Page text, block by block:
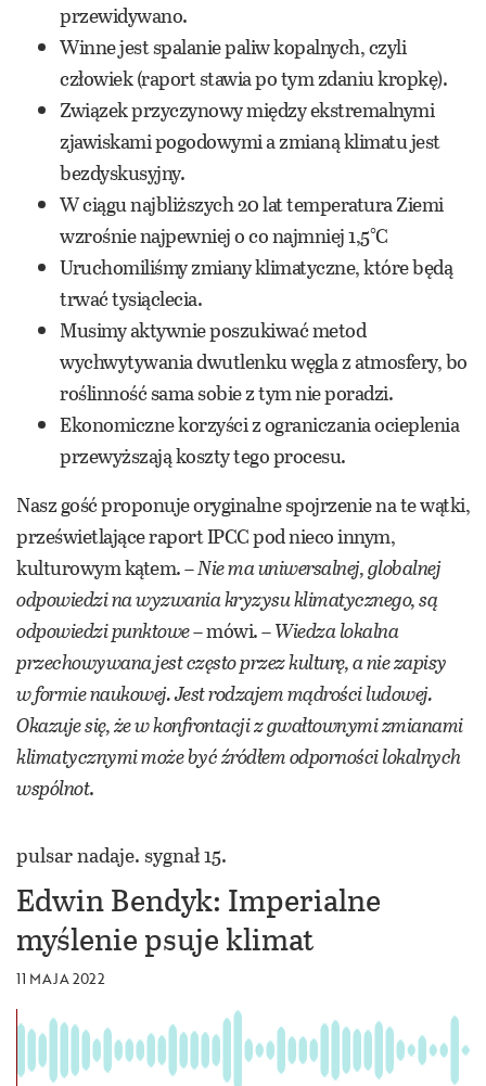
przewidywano.
Winne jest spalanie paliw kopalnych, czyli
człowiek (raport stawia po tym zdaniu kropkę).
Związek przyczynowy między ekstremalnymi
zjawiskami pogodowymi a zmianą klimatu jest
bezdyskusyjny.
W ciągu najbliższych 20 lat temperatura Ziemi
wzrośnie najpewniej o co najmniej 1,5°C
Uruchomiliśmy zmiany klimatyczne, które będą
trwać tysiąclecia.
Musimy aktywnie poszukiwać metod
wychwytywania dwutlenku węgla z atmosfery, bo
roślinność sama sobie z tym nie poradzi.
Ekonomiczne korzyści z ograniczania ocieplenia
przewyższają koszty tego procesu.
Nasz gość proponuje oryginalne spojrzenie na te wątki,
prześwietlające raport IPCC pod nieco innym,
kulturowym kątem. –Nie ma uniwersalnej, globalnej
odpowiedzi na wyzwania kryzysu klimatycznego, są
odpowiedzi punktowe– mówi. –Wiedza lokalna
przechowywana jest często przez kulturę, a nie zapisy
w formie naukowej. Jest rodzajem mądrości ludowej.
Okazuje się, że w konfrontacji z gwałtownymi zmianami
klimatycznymi może być źródłem odporności lokalnych
wspólnot.
pulsar nadaje. sygnał 15.
Edwin Bendyk: Imperialne
myślenie psuje klimat
11 MAJA 2022